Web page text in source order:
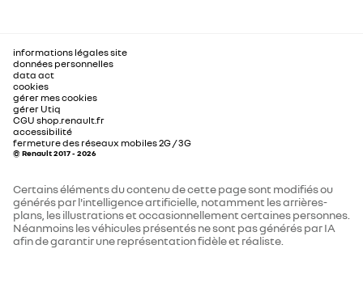
informations légales site
données personnelles
data act
cookies
gérer mes cookies
gérer Utiq
CGU shop.renault.fr
accessibilité
fermeture des réseaux mobiles 2G / 3G
© Renault 2017 - 2026
Certains éléments du contenu de cette page sont modifiés ou
générés par l'intelligence artificielle, notamment les arrières-
plans, les illustrations et occasionnellement certaines personnes.
Néanmoins les véhicules présentés ne sont pas générés par IA
afin de garantir une représentation fidèle et réaliste.